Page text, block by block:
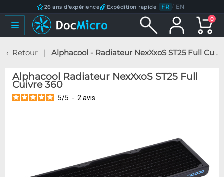
26 ans d'expérience Expédition rapide FR / EN
0
Retour Alphacool - Radiateur NexXxoS ST25 Full Cuivre 360
Alphacool Radiateur NexXxoS ST25 Full
Cuivre 360
5/5 - 2 avis